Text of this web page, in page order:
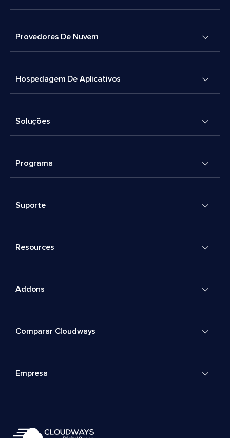
Provedores De Nuvem
Hospedagem De Aplicativos
Soluções
Programa
Suporte
Resources
Addons
Comparar Cloudways
Empresa